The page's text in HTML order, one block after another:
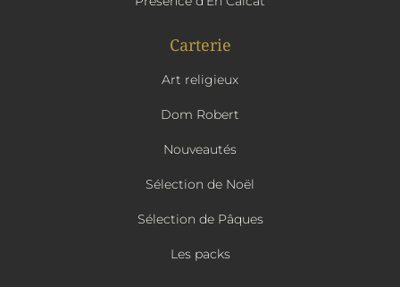
Carterie
Art religieux
Dom Robert
Nouveautés
Sélection de Noël
Sélection de Pâques
Les packs